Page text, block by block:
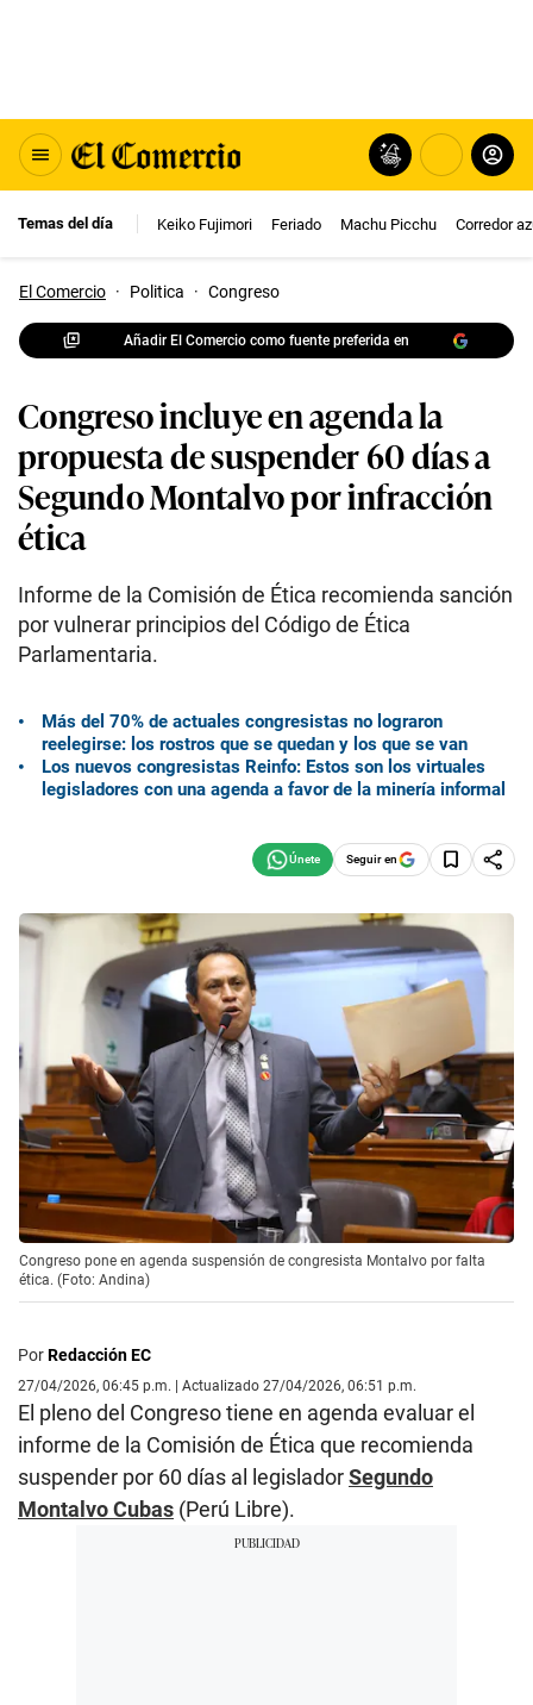
Temas del día Keiko Fujimori Feriado Machu Picchu Corredor
El Comercio · Politica · Congreso
Añadir El Comercio como fuente preferida en
Congreso incluye en agenda la
propuesta de suspender 60 días a
Segundo Montalvo por infracción
ética
Informe de la Comisión de Ética recomienda sanción
por vulnerar principios del Código de Ética
Parlamentaria.
Más del 70% de actuales congresistas no lograron
reelegirse: los rostros que se quedan y los que se van
Los nuevos congresistas Reinfo: Estos son los virtuales
legisladores con una agenda a favor de la minería informal
Seguir en
Congreso pone en agenda suspensión de congresista Montalvo por falta
ética. (Foto: Andina)
PorRedacción EC
27/04/2026, 06:45 p.m. | Actualizado 27/04/2026, 06:51 p.m.
El pleno del Congreso tiene en agenda evaluar el
informe de la Comisión de Ética que recomienda
suspender por 60 días al legisladorSegundo
Montalvo Cubas (Perú Libre).